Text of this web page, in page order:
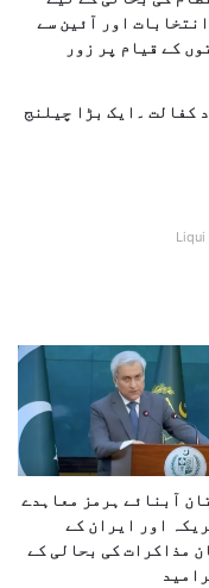
اور آئین سے
کے قیام پر زور
کفالت ۔ایک بڑا چیلنج
Liqui
آبنائے ہرمز معاہدے
اور ایران کے
مذاکرات کی بحالی کے